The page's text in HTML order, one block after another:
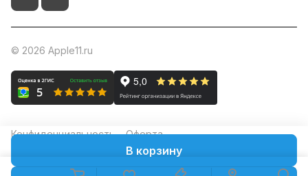
В корзину
© 2026 Apple11.ru
Конфиденциальность Оферта